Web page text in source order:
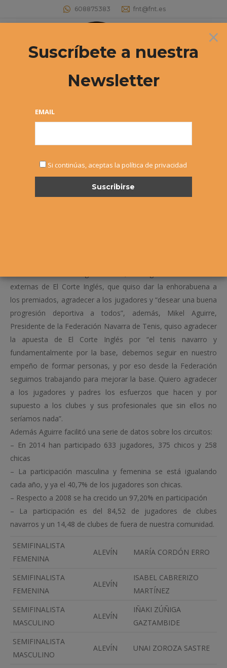
608875383 fnt@fnt.es
Buscar:
CIRCUITOS EL CORTE INGLÉS
Circuitos El Corte Inglés
Entrega de premios a los ganadores
externas de El Corte Inglés, que quiso dar la enhorabuena a
los premiados, agradecer a los jugadores y “desear una buena
progresión deportiva a todos”, además, Mikel Aguirre,
Presidente de la Federación Navarra de Tenis, quiso agradecer
la apuesta de El Corte Inglés por “el tenis navarro y
fundamentalmente por la base, debemos seguir en nuestro
empeño de formar personas, y por eso desde la Federación
seguimos trabajando para mejorar la base. Quiero agradecer
a los jugadores y padres los esfuerzos que hacen y por
supuesto a los clubes y sus profesionales que sin ellos no
seríamos nada”.
Además Aguirre facilitó una serie de datos sobre los circuitos:
– En 2014 han participado 633 jugadores, 375 chicos y 258
chicas
– La participación masculina y femenina se está igualando
cada año, y ya el 40,7% de los jugadores son chicas.
– Respecto a 2008 se ha crecido un 97,20% en participación
– La participación es del 84,52 de jugadores de clubes
navarros y un 14,48 de clubes de fuera de nuestra comunidad.
SEMIFINALISTA
FEMENINA
ALEVÍN MARÍA CORDÓN ERRO
SEMIFINALISTA
FEMENINA
ALEVÍN
ISABEL CABRERIZO
MARTÍNEZ
SEMIFINALISTA
MASCULINO
ALEVÍN
IÑAKI ZÚÑIGA
GAZTAMBIDE
SEMIFINALISTA
MASCULINO
ALEVÍN UNAI ZOROZA SASTRE
×
Suscríbete a nuestra
Newsletter
EMAIL
Si continúas, aceptas la política de privacidad